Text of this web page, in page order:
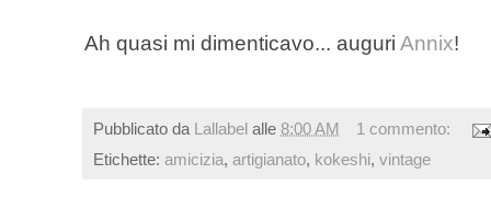
Ah quasi mi dimenticavo... auguri Annix!
Pubblicato da Lallabel alle 8:00 AM
1 commento:
Etichette: amicizia, artigianato, kokeshi, vintage